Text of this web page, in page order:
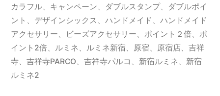
舗
W
ポ
イ
者:
ゴ
リ
ー:
グ:
カラフル、 キャンペーン、 ダブルスタンプ、
ダブルポイ
ント 、 デザインシックス 、 ハンドメイド 、 ハンドメイド
アクセサリー、 ビーズアクセサリー、 ポイント２倍、 ポ
イント2倍、 ルミネ、 ルミネ新宿、 原宿、 原宿店、 吉祥
寺、 吉祥寺PARCO、 吉祥寺パルコ 、 新宿ルミネ、 新宿
ルミネ2